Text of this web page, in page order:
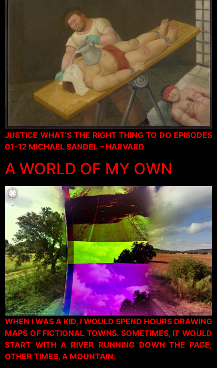
JUSTICE WHAT’S THE RIGHT THING TO DO EPISODES
01-12 MICHAEL SANDEL – HARVARD
A WORLD OF MY OWN
WHEN I WAS A KID, I WOULD SPEND HOURS DRAWING
MAPS OF FICTIONAL TOWNS. SOMETIMES, IT WOULD
START WITH A RIVER RUNNING DOWN THE PAGE;
OTHER TIMES, A MOUNTAIN.